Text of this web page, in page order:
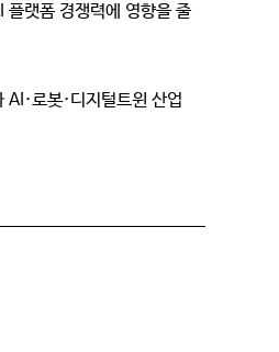
플랫폼 경쟁력에 영향을 줄
로봇·디지털트윈 산업